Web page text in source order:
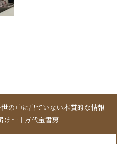
の中に出ていない本質的な情報
け〜｜万代宝書房